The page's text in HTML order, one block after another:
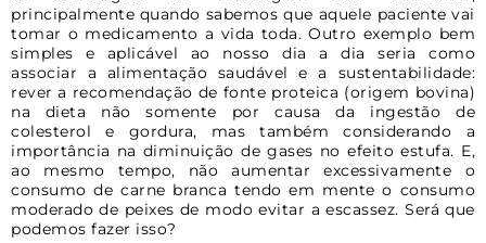
principalmente quando sabemos que aquele paciente vai
tomar o medicamento a vida toda. Outro exemplo bem
simples e aplicável ao nosso dia a dia seria como
associar a alimentação saudável e a sustentabilidade:
rever a recomendação de fonte proteica (origem bovina)
na dieta não somente por causa da ingestão de
colesterol e gordura, mas também considerando a
importância na diminuição de gases no efeito estufa. E,
ao mesmo tempo, não aumentar excessivamente o
consumo de carne branca tendo em mente o consumo
moderado de peixes de modo evitar a escassez. Será que
podemos fazer isso?